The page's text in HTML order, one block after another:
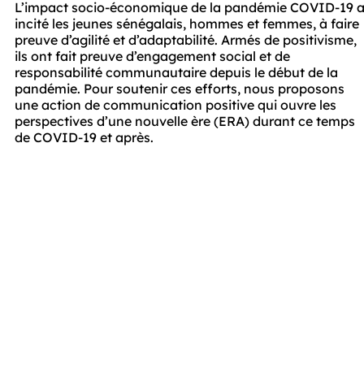
L’impact socio-économique de la pandémie COVID-19 a
incité les jeunes sénégalais, hommes et femmes, à faire
preuve d’agilité et d’adaptabilité. Armés de positivisme,
ils ont fait preuve d’engagement social et de
responsabilité communautaire depuis le début de la
pandémie. Pour soutenir ces efforts, nous proposons
une action de communication positive qui ouvre les
perspectives d’une nouvelle ère (ERA) durant ce temps
de COVID-19 et après.